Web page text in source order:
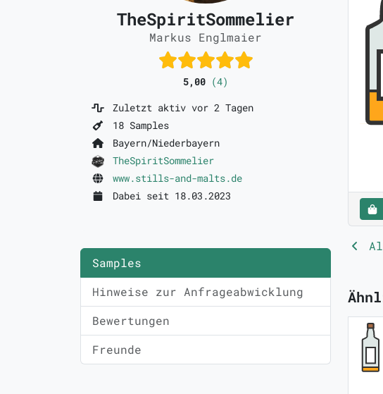
TheSpiritSommelier
Markus Englmaier
5,00 (4)
Zuletzt aktiv vor 2 Tagen
18 Samples
Bayern/Niederbayern
TheSpiritSommelier
www.stills-and-malts.de
Dabei seit 18.03.2023
Samples
Hinweise zur Anfrageabwicklung
Bewertungen
Freunde